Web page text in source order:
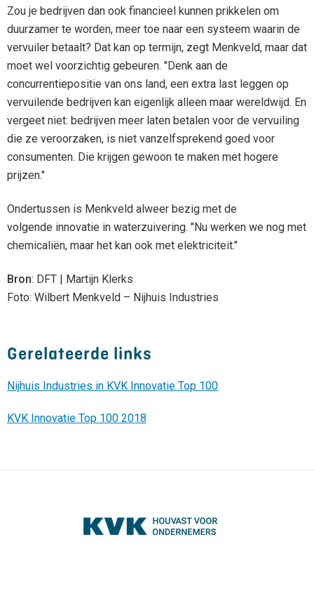
Zou je bedrijven dan ook financieel kunnen prikkelen om
duurzamer te worden, meer toe naar een systeem waarin de
vervuiler betaalt? Dat kan op termijn, zegt Menkveld, maar dat
moet wel voorzichtig gebeuren. "Denk aan de
concurrentiepositie van ons land, een extra last leggen op
vervuilende bedrijven kan eigenlijk alleen maar wereldwijd. En
vergeet niet: bedrijven meer laten betalen voor de vervuiling
die ze veroorzaken, is niet vanzelfsprekend goed voor
consumenten. Die krijgen gewoon te maken met hogere
prijzen."
Ondertussen is Menkveld alweer bezig met de
volgende innovatie in waterzuivering. "Nu werken we nog met
chemicaliën, maar het kan ook met elektriciteit."
Bron: DFT | Martijn Klerks
Foto: Wilbert Menkveld – Nijhuis Industries
Gerelateerde links
Nijhuis Industries in KVK Innovatie Top 100
KVK Innovatie Top 100 2018